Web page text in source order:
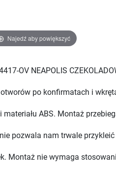
Najedź aby powiększyć
OV NEAPOLIS
po konfirmatach i
ABS. Montaż
pozwala nam trwale
Montaż nie wymaga